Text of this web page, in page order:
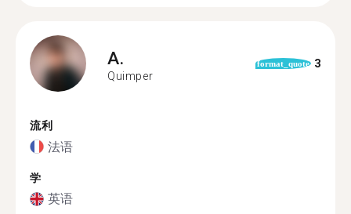
A.
Quimper
format_quote 3
流利
法语
学
英语